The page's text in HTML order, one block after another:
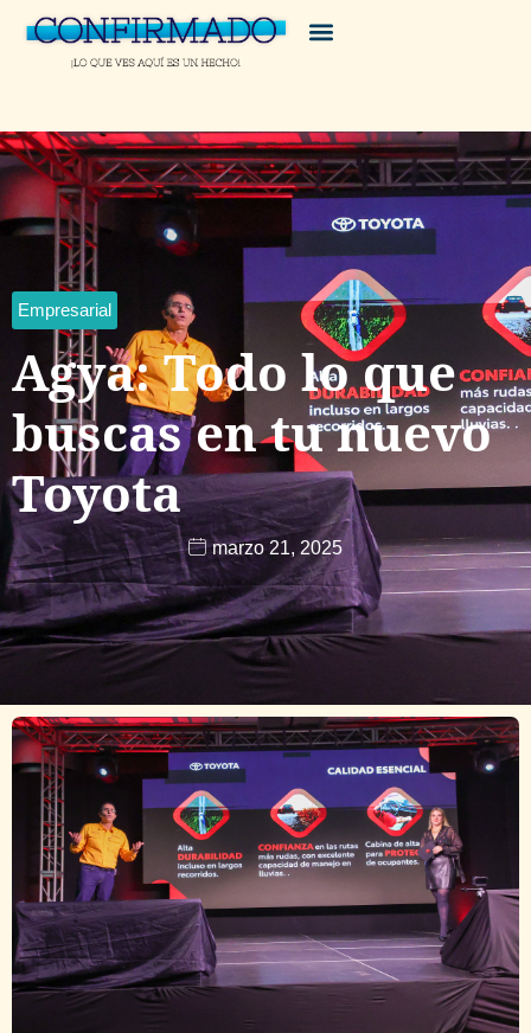
Empresarial
Agya: Todo lo que
buscas en tu nuevo
Toyota
marzo 21, 2025